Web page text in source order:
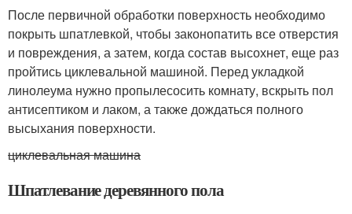
После первичной обработки поверхность необходимо
покрыть шпатлевкой, чтобы законопатить все отверстия
и повреждения, а затем, когда состав высохнет, еще раз
пройтись циклевальной машиной. Перед укладкой
линолеума нужно пропылесосить комнату, вскрыть пол
антисептиком и лаком, а также дождаться полного
высыхания поверхности.
циклевальная машина
Шпатлевание деревянного пола